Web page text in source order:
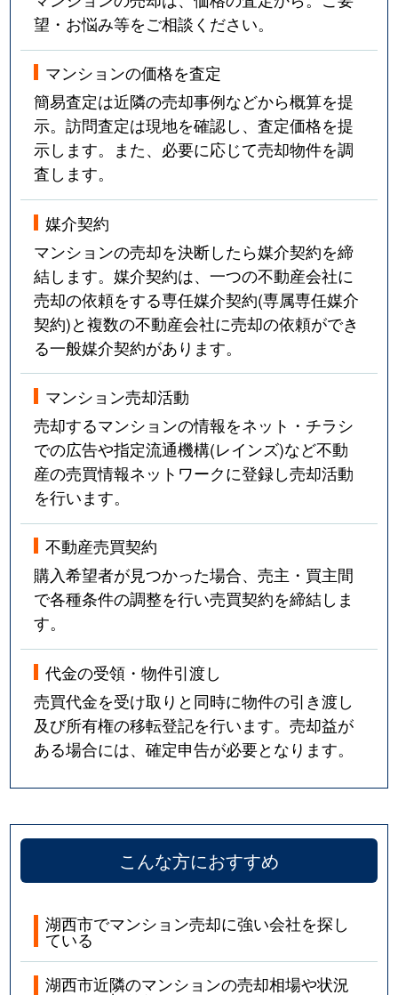
望・お悩み等をご相談ください。
マンションの価格を査定
簡易査定は近隣の売却事例などから概算を提
示。訪問査定は現地を確認し、査定価格を提
示します。また、必要に応じて売却物件を調
査します。
媒介契約
マンションの売却を決断したら媒介契約を締
結します。媒介契約は、一つの不動産会社に
売却の依頼をする専任媒介契約(専属専任媒介
契約)と複数の不動産会社に売却の依頼ができ
る一般媒介契約があります。
マンション売却活動
売却するマンションの情報をネット・チラシ
での広告や指定流通機構(レインズ)など不動
産の売買情報ネットワークに登録し売却活動
を行います。
不動産売買契約
購入希望者が見つかった場合、売主・買主間
で各種条件の調整を行い売買契約を締結しま
す。
代金の受領・物件引渡し
売買代金を受け取りと同時に物件の引き渡し
及び所有権の移転登記を行います。売却益が
ある場合には、確定申告が必要となります。
こんな方におすすめ
湖西市でマンション売却に強い会社を探し
ている
湖西市近隣のマンションの売却相場や状況